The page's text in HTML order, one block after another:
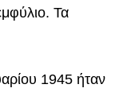
Τα
1945 ήταν